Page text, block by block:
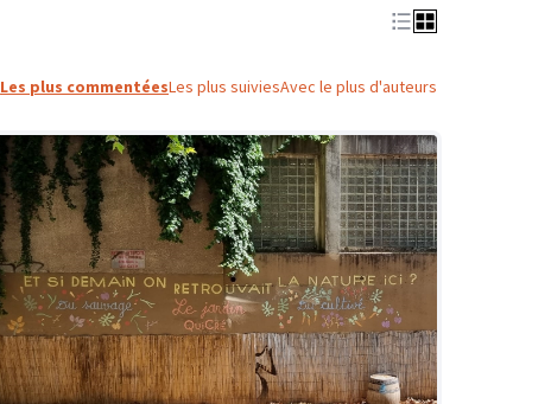
Les plus commentéesLes plus suiviesAvec le plus d'auteurs